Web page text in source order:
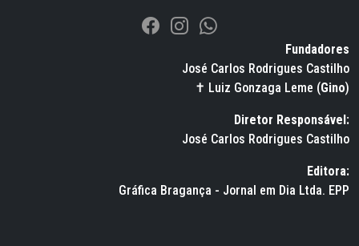
Fundadores
José Carlos Rodrigues Castilho
✝ Luiz Gonzaga Leme (Gino)
Diretor Responsável:
José Carlos Rodrigues Castilho
Editora:
Gráfica Bragança - Jornal em Dia Ltda. EPP